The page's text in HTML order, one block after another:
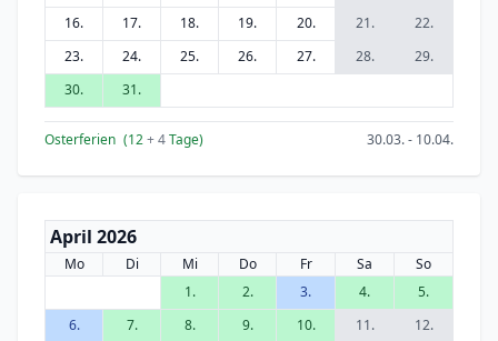
16.
17. 18. 19. 20. 21.
22.
23.
24. 25. 26. 27. 28.
29.
30.
31.
Osterferien (12+ 4Tage) 30.03. - 10.04.
April 2026
Mo Di Mi Do Fr Sa
So
1.
2. 3. 4.
5.
6.
7. 8. 9. 10. 11.
12.